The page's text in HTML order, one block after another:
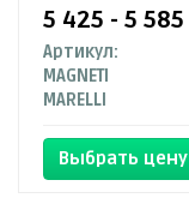
5 425 - 5 585
Артикул:
MAGNETI
MARELLI
Выбрать цену